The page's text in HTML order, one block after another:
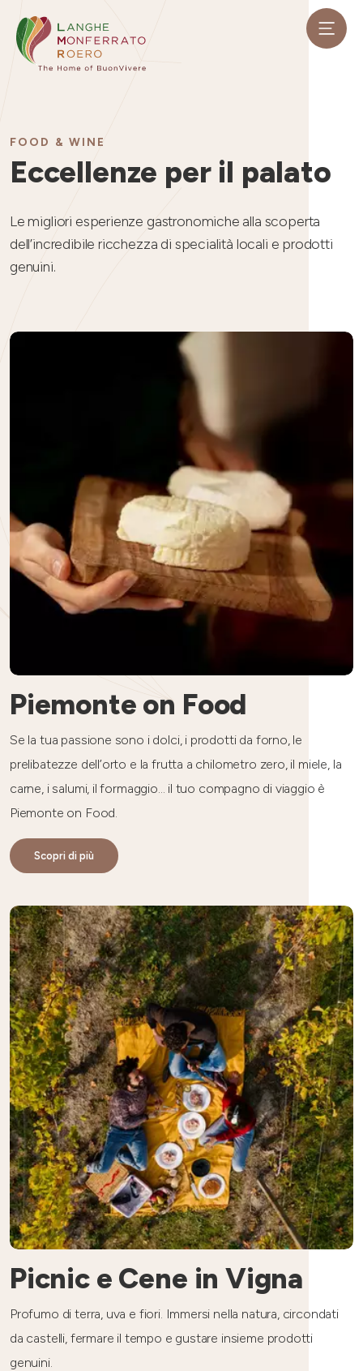
FOOD & WINE
Eccellenze per il palato
Le migliori esperienze gastronomiche alla scoperta
dell’incredibile ricchezza di specialità locali e prodotti
genuini.
Piemonte on Food
Se la tua passione sono i dolci, i prodotti da forno, le
prelibatezze dell’orto e la frutta a chilometro zero, il miele, la
carne, i salumi, il formaggio... il tuo compagno di viaggio è
Piemonte on Food.
Scopri di più
Picnic e Cene in Vigna
Profumo di terra, uva e fiori. Immersi nella natura, circondati
da castelli, fermare il tempo e gustare insieme prodotti
genuini.